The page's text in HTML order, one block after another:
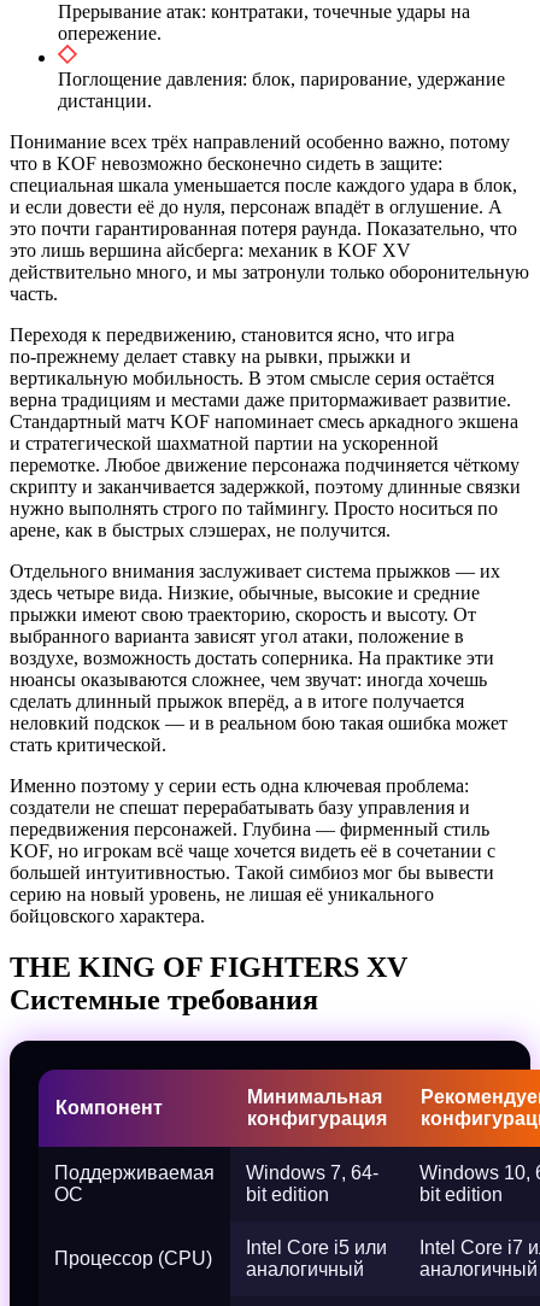
Прерывание атак: контратаки, точечные удары на
опережение.
Поглощение давления: блок, парирование, удержание
дистанции.
Понимание всех трёх направлений особенно важно, потому
что в KOF невозможно бесконечно сидеть в защите:
специальная шкала уменьшается после каждого удара в блок,
и если довести её до нуля, персонаж впадёт в оглушение. А
это почти гарантированная потеря раунда. Показательно, что
это лишь вершина айсберга: механик в KOF XV
действительно много, и мы затронули только оборонительную
часть.
Переходя к передвижению, становится ясно, что игра
по‑прежнему делает ставку на рывки, прыжки и
вертикальную мобильность. В этом смысле серия остаётся
верна традициям и местами даже притормаживает развитие.
Стандартный матч KOF напоминает смесь аркадного экшена
и стратегической шахматной партии на ускоренной
перемотке. Любое движение персонажа подчиняется чёткому
скрипту и заканчивается задержкой, поэтому длинные связки
нужно выполнять строго по таймингу. Просто носиться по
арене, как в быстрых слэшерах, не получится.
Отдельного внимания заслуживает система прыжков — их
здесь четыре вида. Низкие, обычные, высокие и средние
прыжки имеют свою траекторию, скорость и высоту. От
выбранного варианта зависят угол атаки, положение в
воздухе, возможность достать соперника. На практике эти
нюансы оказываются сложнее, чем звучат: иногда хочешь
сделать длинный прыжок вперёд, а в итоге получается
неловкий подскок — и в реальном бою такая ошибка может
стать критической.
Именно поэтому у серии есть одна ключевая проблема:
создатели не спешат перерабатывать базу управления и
передвижения персонажей. Глубина — фирменный стиль
KOF, но игрокам всё чаще хочется видеть её в сочетании с
большей интуитивностью. Такой симбиоз мог бы вывести
серию на новый уровень, не лишая её уникального
бойцовского характера.
THE KING OF FIGHTERS XV
Системные требования
Компонент
Минимальная
конфигурация
Поддерживаемая
ОС
Windows 7, 64-
bit edition
Windows 10,
bit edition
Процессор (CPU)
Intel Core i5 или
аналогичный
Intel Core i7
аналогичный